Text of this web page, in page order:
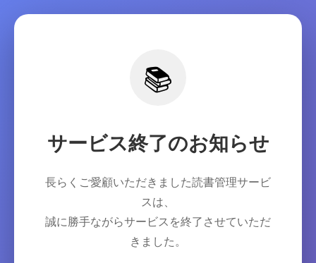
📚
サービス終了のお知らせ
長らくご愛顧いただきました読書管理サービ
スは、
誠に勝手ながらサービスを終了させていただ
きました。